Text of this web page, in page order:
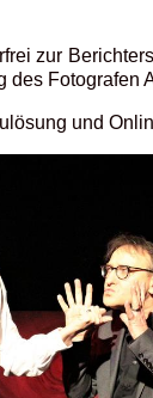
zur
des Fotografen
und